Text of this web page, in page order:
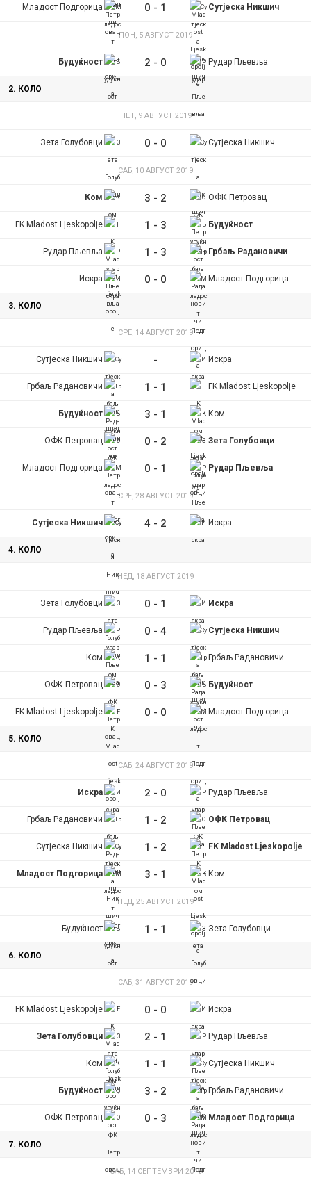
Младост Подгорица 0 - 1 Сутјеска Никшич
ПОН, 5 АВГУСТ 2019
Будуќност 2 - 0 Рудар Пљевља
2. КОЛО
ПЕТ, 9 АВГУСТ 2019
Зета Голубовци 0 - 0 Сутјеска Никшич
САБ, 10 АВГУСТ 2019
Ком 3 - 2 ОФК Петровац
FK Mladost Ljeskopolje 1 - 3 Будуќност
Рудар Пљевља 1 - 3 Грбаљ Радановичи
Искра 0 - 0 Младост Подгорица
3. КОЛО
СРЕ, 14 АВГУСТ 2019
Сутјеска Никшич - Искра
Грбаљ Радановичи 1 - 1 FK Mladost Ljeskopolje
Будуќност 3 - 1 Ком
ОФК Петровац 0 - 2 Зета Голубовци
Младост Подгорица 0 - 1 Рудар Пљевља
СРЕ, 28 АВГУСТ 2019
Сутјеска Никшич 4 - 2 Искра
4. КОЛО
НЕД, 18 АВГУСТ 2019
Зета Голубовци 0 - 1 Искра
Рудар Пљевља 0 - 4 Сутјеска Никшич
Ком 1 - 1 Грбаљ Радановичи
ОФК Петровац 0 - 3 Будуќност
FK Mladost Ljeskopolje 0 - 0 Младост Подгорица
5. КОЛО
САБ, 24 АВГУСТ 2019
Искра 2 - 0 Рудар Пљевља
Грбаљ Радановичи 1 - 2 ОФК Петровац
Сутјеска Никшич 1 - 2 FK Mladost Ljeskopolje
Младост Подгорица 3 - 1 Ком
НЕД, 25 АВГУСТ 2019
Будуќност 1 - 1 Зета Голубовци
6. КОЛО
САБ, 31 АВГУСТ 2019
FK Mladost Ljeskopolje 0 - 0 Искра
Зета Голубовци 2 - 1 Рудар Пљевља
Ком 1 - 1 Сутјеска Никшич
Будуќност 3 - 2 Грбаљ Радановичи
ОФК Петровац 0 - 3 Младост Подгорица
7. КОЛО
САБ, 14 СЕПТЕМВРИ 2019